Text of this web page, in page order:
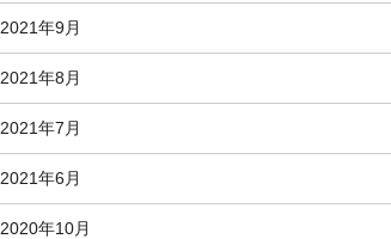
2021年9月
2021年8月
2021年7月
2021年6月
2020年10月